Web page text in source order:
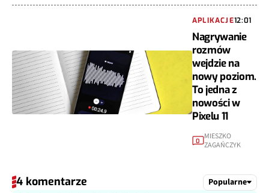
APLIKACJE12:01
Nagrywanie
rozmów
wejdzie na
nowy poziom.
To jedna z
nowości w
Pixelu 11
0
MIESZKO
ZAGAŃCZYK
4 komentarze Popularne